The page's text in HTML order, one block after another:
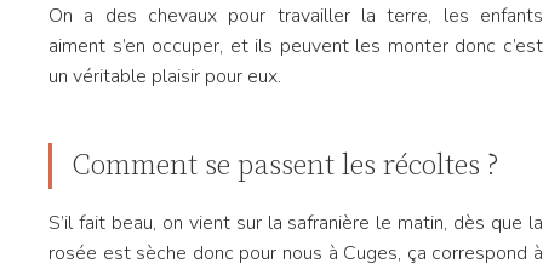
On a des chevaux pour travailler la terre, les enfants
aiment s’en occuper, et ils peuvent les monter donc c’est
un véritable plaisir pour eux.
Comment se passent les récoltes ?
S’il fait beau, on vient sur la safranière le matin, dès que la
rosée est sèche donc pour nous à Cuges, ça correspond à